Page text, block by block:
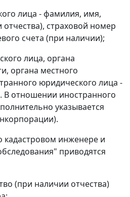
лица - фамилия, имя,
страховой номер
счета (при наличии);
лица, органа
органа местного
юридического лица -
В отношении иностранного
указывается
кадастровом инженере и
приводятся
(при наличии отчества)